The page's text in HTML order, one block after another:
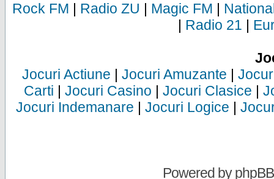
Rock FM | Radio ZU | Magic FM |
| Radio 21 |
Jocuri Actiune | Jocuri Amuzante |
Carti | Jocuri Casino | Jocuri Clasice |
Jocuri Indemanare | Jocuri Logice |
Powered byphpBB